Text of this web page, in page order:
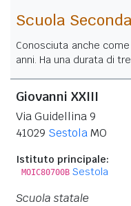
Scuola
Conosciuta anche come
anni. Ha una durata di
Giovanni XXIII
Via Guidellina 9
41029 SestolaMO
Istituto principale:
MOIC80700B Sestola
Scuola statale